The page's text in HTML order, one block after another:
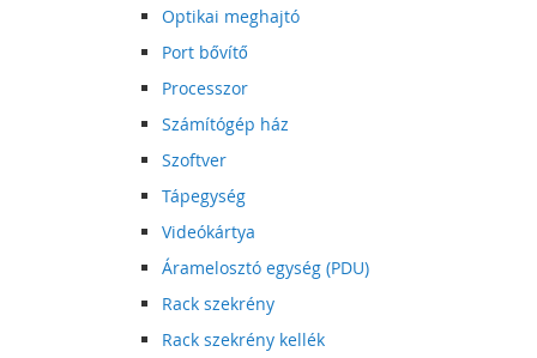
Optikai meghajtó
Port bővítő
Processzor
Számítógép ház
Szoftver
Tápegység
Videókártya
Áramelosztó egység (PDU)
Rack szekrény
Rack szekrény kellék